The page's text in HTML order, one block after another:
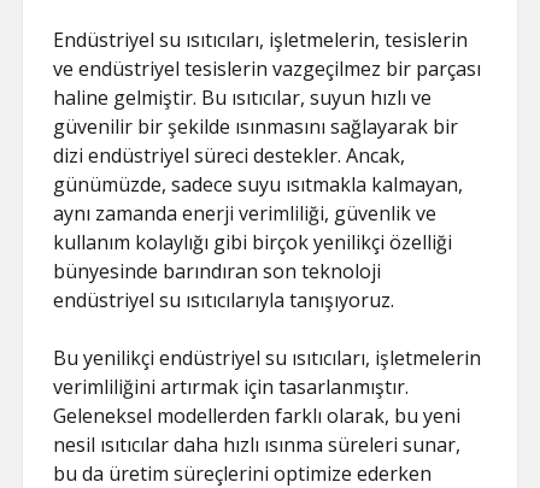
Endüstriyel su ısıtıcıları, işletmelerin, tesislerin
ve endüstriyel tesislerin vazgeçilmez bir parçası
haline gelmiştir. Bu ısıtıcılar, suyun hızlı ve
güvenilir bir şekilde ısınmasını sağlayarak bir
dizi endüstriyel süreci destekler. Ancak,
günümüzde, sadece suyu ısıtmakla kalmayan,
aynı zamanda enerji verimliliği, güvenlik ve
kullanım kolaylığı gibi birçok yenilikçi özelliği
bünyesinde barındıran son teknoloji
endüstriyel su ısıtıcılarıyla tanışıyoruz.
Bu yenilikçi endüstriyel su ısıtıcıları, işletmelerin
verimliliğini artırmak için tasarlanmıştır.
Geleneksel modellerden farklı olarak, bu yeni
nesil ısıtıcılar daha hızlı ısınma süreleri sunar,
bu da üretim süreçlerini optimize ederken